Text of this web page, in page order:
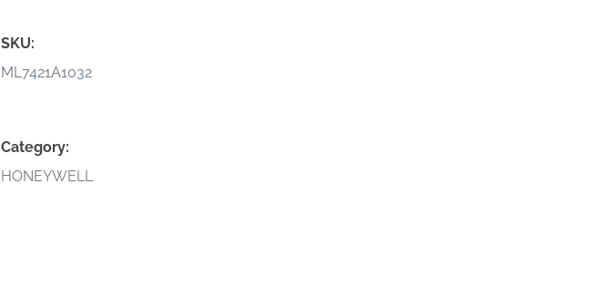
SKU:
ML7421A1032
Category:
HONEYWELL